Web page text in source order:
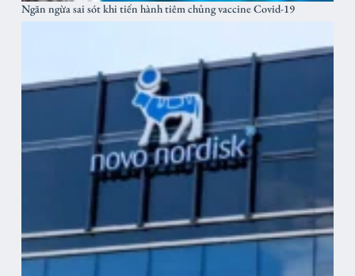
Ngăn ngừa sai sót khi tiến hành tiêm chủng vaccine Covid-19